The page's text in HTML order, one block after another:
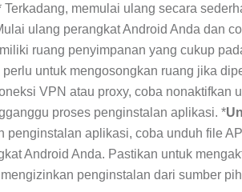
memulai ulang secara
ulang perangkat Android Anda dan
ruang penyimpanan yang cukup
untuk mengosongkan ruang jika
VPN atau proxy, coba nonaktifkan
proses penginstalan aplikasi. *
penginstalan aplikasi, coba unduh file
Android Anda. Pastikan untuk
penginstalan dari sumber